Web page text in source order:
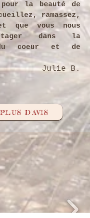
la beauté de
ramassez,
que vous nous
dans la
du coeur et de
Julie B.
D'AVIS